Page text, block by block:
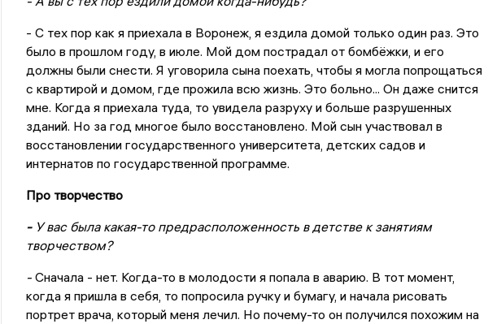
- С тех пор как я приехала в Воронеж, я ездила домой только один раз. Это
было в прошлом году, в июле. Мой дом пострадал от бомбёжки, и его
должны были снести. Я уговорила сына поехать, чтобы я могла попрощаться
с квартирой и домом, где прожила всю жизнь. Это больно... Он даже снится
мне. Когда я приехала туда, то увидела разруху и больше разрушенных
зданий. Но за год многое было восстановлено. Мой сын участвовал в
восстановлении государственного университета, детских садов и
интернатов по государственной программе.
Про творчество
- У вас была какая-то предрасположенность в детстве к занятиям
творчеством?
- Сначала - нет. Когда-то в молодости я попала в аварию. В тот момент,
когда я пришла в себя, то попросила ручку и бумагу, и начала рисовать
портрет врача, который меня лечил. Но почему-то он получился похожим на